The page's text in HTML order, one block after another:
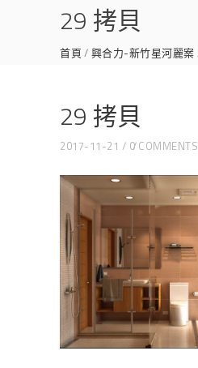
29 拷貝
首頁 興合力-新竹星河麗案
29 拷貝
2017-11-21 0 COMMENTS